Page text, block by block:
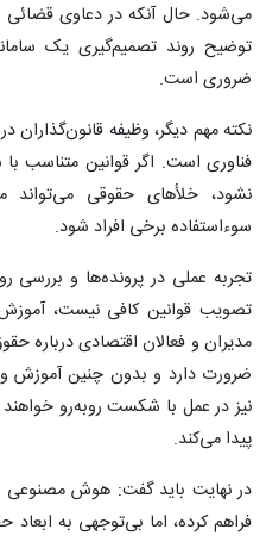
می‌شود. حال آنکه در دعاوی قضائی
توضیح روند تصمیم‌گیری یک
ضروری است.
نکته مهم دیگر، وظیفه
فناوری است. اگر قوانین
نشود، خلأهای حقوقی
سوءاستفاده برخی افراد شود.
تجربه عملی در پرونده‌ها و بررسی
تصویب قوانین کافی نیست،
مدیران و فعالان اقتصادی درباره
ضرورت دارد و بدون چنین آموزش و
نیز در عمل با شکست روبه‌رو
پیدا می‌کند.
در نهایت باید گفت: هوش
فراهم کرده، اما بی‌توجهی به